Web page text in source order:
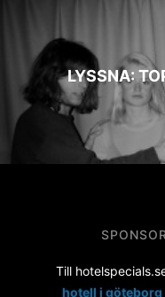
LYSSNA:
Till
hotell i göteborg